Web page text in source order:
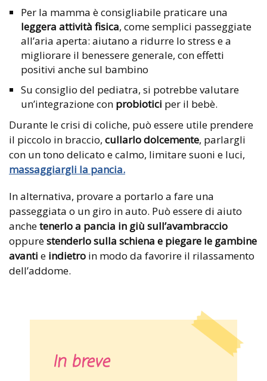
Per la mamma è consigliabile praticare una
leggera attività fisica, come semplici passeggiate
all’aria aperta: aiutano a ridurre lo stress e a
migliorare il benessere generale, con effetti
positivi anche sul bambino
Su consiglio del pediatra, si potrebbe valutare
un’integrazione con probiotici per il bebè.
Durante le crisi di coliche, può essere utile prendere
il piccolo in braccio, cullarlo dolcemente, parlargli
con un tono delicato e calmo, limitare suoni e luci,
massaggiargli la pancia.
In alternativa, provare a portarlo a fare una
passeggiata o un giro in auto. Può essere di aiuto
anchetenerlo a pancia in giù sull’avambraccio
oppurestenderlo sulla schiena e piegare le gambine
avanti e indietro in modo da favorire il rilassamento
dell’addome.
In breve